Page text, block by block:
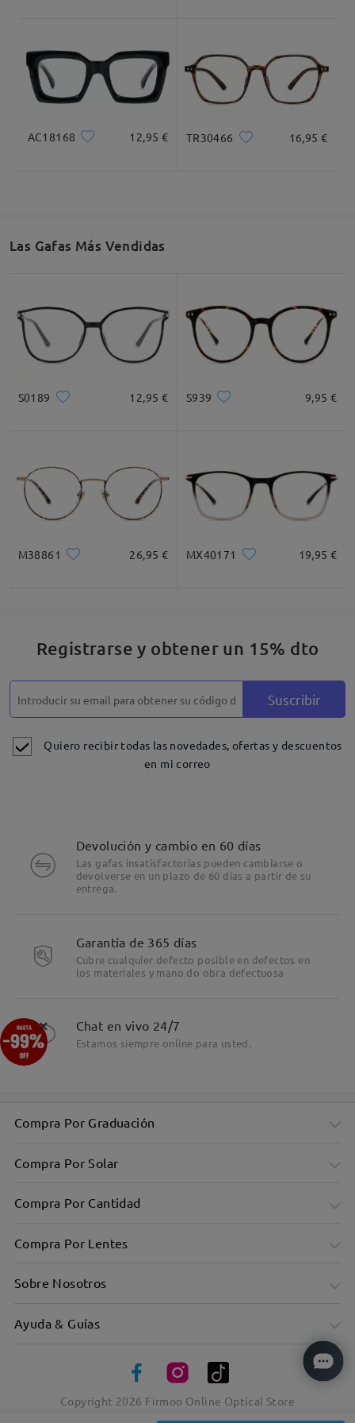
Ancho Total Longitud de Patillas
Recomendación de Rostro
* Solo Para Referencia
Descripción del Producto
AC18168 12,95 € TR30466 16,95 €
Las Gafas Más Vendidas
S0189 12,95 € S939 9,95 €
M38861 26,95 € MX40171 19,95 €
Registrarse y obtener un 15% dto
Suscribir
Quiero recibir todas las novedades, ofertas y descuentos
en mi correo
Devolución y cambio en 60 días
Las gafas insatisfactorias pueden cambiarse o
devolverse en un plazo de 60 días a partir de su
entrega.
Garantía de 365 días
Cubre cualquier defecto posible en defectos en
los materiales y mano do obra defectuosa
Chat en vivo 24/7
Estamos siempre online para usted.
Compra Por Graduación
Compra Por Solar
Compra Por Cantidad
Compra Por Lentes
Sobre Nosotros
Ayuda & Guías
Copyright 2026 Firmoo Online Optical Store
×